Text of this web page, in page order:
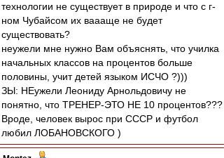
технологии не существует в природе и что с г-
ном Чубайсом их ваааще не будет
существовать?
неужели мне нужно Вам объяснять, что училка
начальных классов на процентов больше
половины, учит детей языком ИСЧО ?)))
ЗЫ: НЕужели Леониду Арнольдовичу не
понятно, что ТРЕНЕР-ЭТО НЕ 10 процентов???
Вроде, человек вырос при СССР и футбол
любил ЛОБАНОВСКОГО )